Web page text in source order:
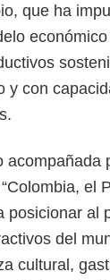
que ha
y con
acompañada
el
posicionar al
del
cultural,